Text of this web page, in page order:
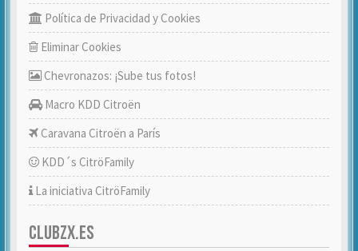
Política de Privacidad y Cookies
Eliminar Cookies
Chevronazos: ¡Sube tus fotos!
Macro KDD Citroën
Caravana Citroën a París
KDD´s CitröFamily
La iniciativa CitröFamily
CLUBZX.ES